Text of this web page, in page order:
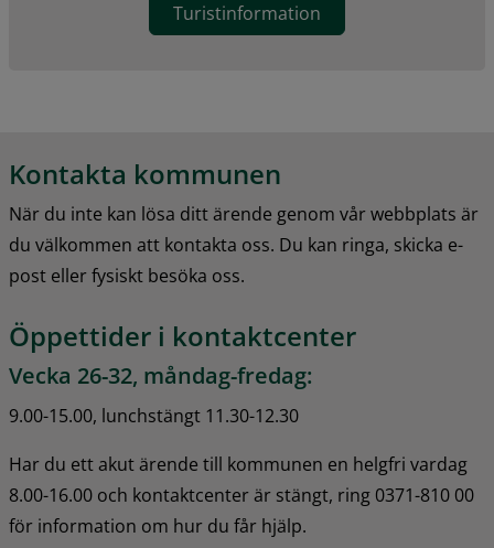
Turistinformation
Kontakta kommunen
När du inte kan lösa ditt ärende genom vår webbplats är
du välkommen att kontakta oss. Du kan ringa, skicka e-
post eller fysiskt besöka oss.
Öppettider i kontaktcenter
Vecka 26-32, måndag-fredag:
9.00-15.00, lunchstängt 11.30-12.30
Har du ett akut ärende till kommunen en helgfri vardag
8.00-16.00 och kontaktcenter är stängt, ring 0371-810 00
för information om hur du får hjälp.